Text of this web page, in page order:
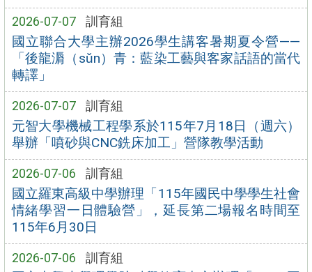
2026-07-07 訓育組
國立聯合大學主辦2026學生講客暑期夏令營——
「後龍漘（sǔn）青：藍染工藝與客家話語的當代
轉譯」
2026-07-07 訓育組
元智大學機械工程學系於115年7月18日（週六）
舉辦「噴砂與CNC銑床加工」營隊教學活動
2026-07-06 訓育組
國立羅東高級中學辦理「115年國民中學學生社會
情緒學習一日體驗營」，延長第二場報名時間至
115年6月30日
2026-07-06 訓育組